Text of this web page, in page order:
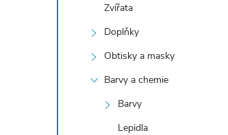
Zvířata
Doplňky
Obtisky a masky
Barvy a chemie
Barvy
Lepidla